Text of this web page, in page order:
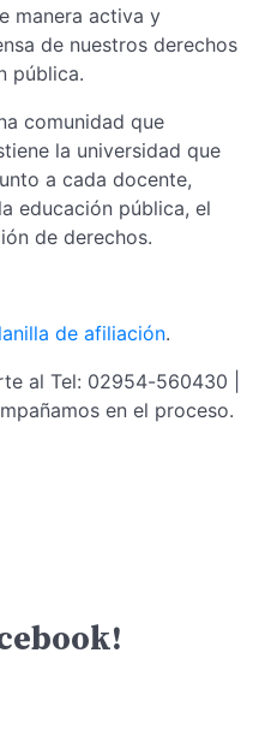
manera activa y
de nuestros derechos
pública.
comunidad que
la universidad que
a cada docente,
educación pública, el
de derechos.
de afiliación.
al Tel: 02954-560430 |
en el proceso.